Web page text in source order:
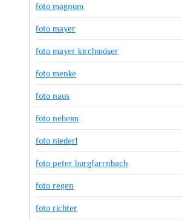
foto magnum
foto mayer
foto mayer kirchmöser
foto menke
foto naus
foto neheim
foto niederl
foto peter burgfarrnbach
foto regen
foto richter